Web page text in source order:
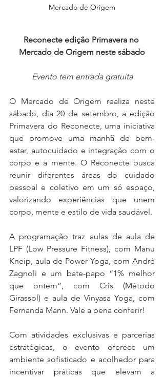
Mercado de Origem
Reconecte edição Primavera no
Mercado de Origem neste sábado
Evento tem entrada gratuita
O Mercado de Origem realiza neste
sábado, dia 20 de setembro, a edição
Primavera do Reconecte, uma iniciativa
que promove uma manhã de bem-
estar, autocuidado e integração com o
corpo e a mente. O Reconecte busca
reunir diferentes áreas do cuidado
pessoal e coletivo em um só espaço,
valorizando experiências que unem
corpo, mente e estilo de vida saudável.
A programação traz aulas de aula de
LPF (Low Pressure Fitness), com Manu
Kneip, aula de Power Yoga, com André
Zagnoli e um bate-papo “1% melhor
que ontem”, com Cris (Método
Girassol) e aula de Vinyasa Yoga, com
Fernanda Mann. Vale a pena conferir!
Com atividades exclusivas e parcerias
estratégicas, o evento oferece um
ambiente sofisticado e acolhedor para
incentivar práticas que elevam a